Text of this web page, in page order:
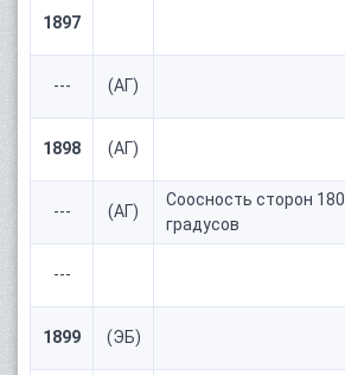
1897
--- (АГ)
1898 (АГ)
--- (АГ)
Соосность сторон 180
градусов
---
1899 (ЭБ)